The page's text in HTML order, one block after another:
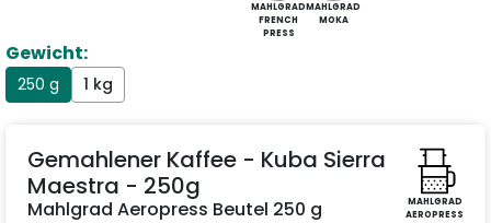
MAHLGRAD
FRENCH
PRESS
MAHLGRAD
MOKA
Gewicht:
250 g 1 kg
MAHLGRAD
AEROPRESS
Gemahlener Kaffee - Kuba Sierra
Maestra - 250g
Mahlgrad Aeropress Beutel 250 g